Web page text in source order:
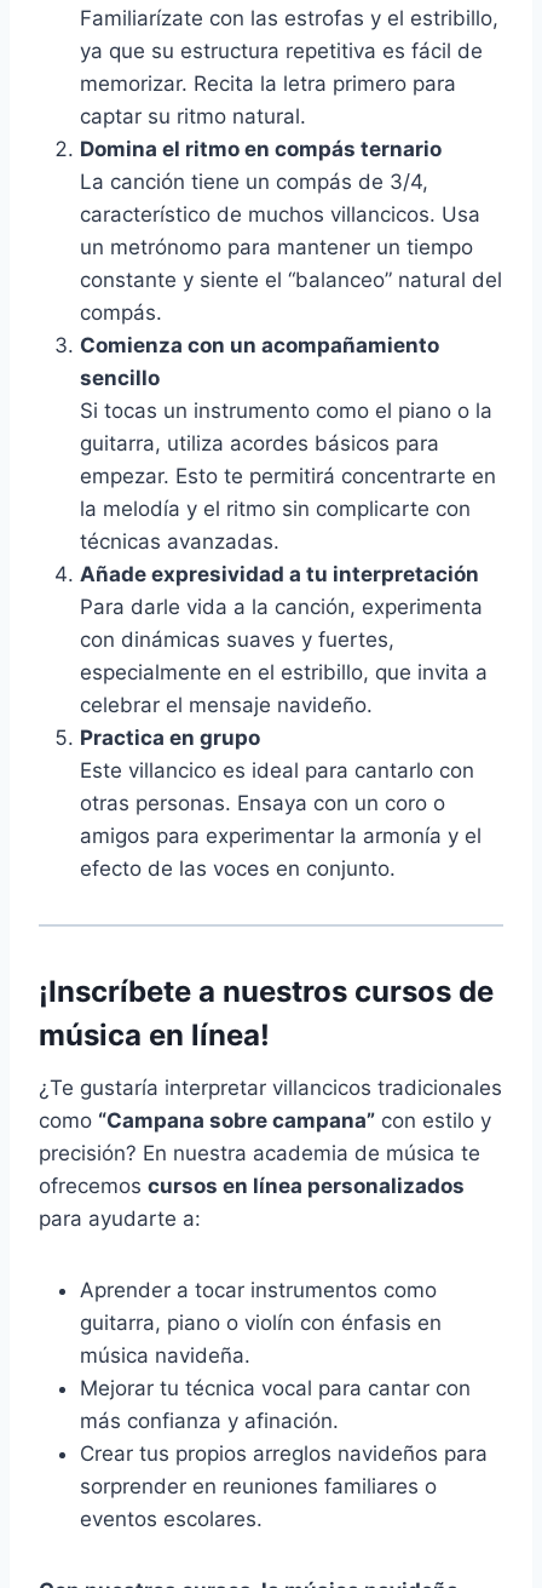
Familiarízate con las estrofas y el estribillo,
ya que su estructura repetitiva es fácil de
memorizar. Recita la letra primero para
captar su ritmo natural.
Domina el ritmo en compás ternario
La canción tiene un compás de 3/4,
característico de muchos villancicos. Usa
un metrónomo para mantener un tiempo
constante y siente el “balanceo” natural del
compás.
Comienza con un acompañamiento
sencillo
Si tocas un instrumento como el piano o la
guitarra, utiliza acordes básicos para
empezar. Esto te permitirá concentrarte en
la melodía y el ritmo sin complicarte con
técnicas avanzadas.
Añade expresividad a tu interpretación
Para darle vida a la canción, experimenta
con dinámicas suaves y fuertes,
especialmente en el estribillo, que invita a
celebrar el mensaje navideño.
Practica en grupo
Este villancico es ideal para cantarlo con
otras personas. Ensaya con un coro o
amigos para experimentar la armonía y el
efecto de las voces en conjunto.
¡Inscríbete a nuestros cursos de
música en línea!
¿Te gustaría interpretar villancicos tradicionales
como “Campana sobre campana” con estilo y
precisión? En nuestra academia de música te
ofrecemos cursos en línea personalizados
para ayudarte a:
Aprender a tocar instrumentos como
guitarra, piano o violín con énfasis en
música navideña.
Mejorar tu técnica vocal para cantar con
más confianza y afinación.
Crear tus propios arreglos navideños para
sorprender en reuniones familiares o
eventos escolares.